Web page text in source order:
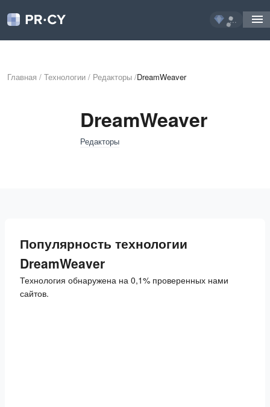
...
Главная / Технологии / Редакторы /DreamWeaver
DreamWeaver
Редакторы
Популярность технологии
DreamWeaver
Технология обнаружена на 0,1% проверенных нами
сайтов.